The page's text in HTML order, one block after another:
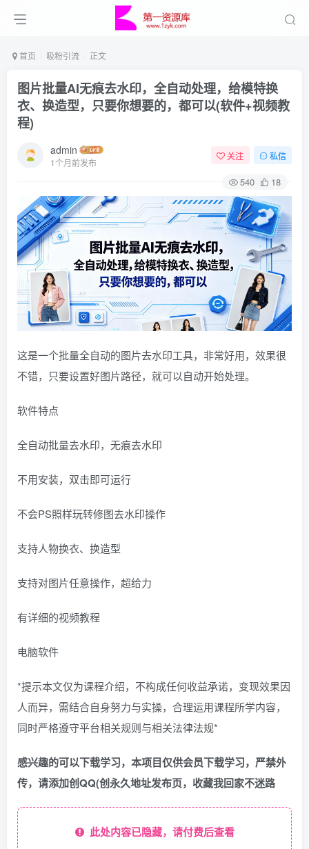
首页 吸粉引流 正文
图片批量AI无痕去水印，全自动处理，给模特换
衣、换造型，只要你想要的，都可以(软件+视频教
程)
admin
1个月前发布
关注 私信
540 18
这是一个批量全自动的图片去水印工具，非常好用，效果很
不错，只要设置好图片路径，就可以自动开始处理。
软件特点
全自动批量去水印，无痕去水印
不用安装，双击即可运行
不会PS照样玩转修图去水印操作
支持人物换衣、换造型
支持对图片任意操作，超给力
有详细的视频教程
电脑软件
*提示本文仅为课程介绍，不构成任何收益承诺，变现效果因
人而异，需结合自身努力与实操，合理运用课程所学内容，
同时严格遵守平台相关规则与相关法律法规*
感兴趣的可以下载学习，本项目仅供会员下载学习，严禁外
传，请添加创QQ(创永久地址发布页，收藏我回家不迷路
此处内容已隐藏，请付费后查看